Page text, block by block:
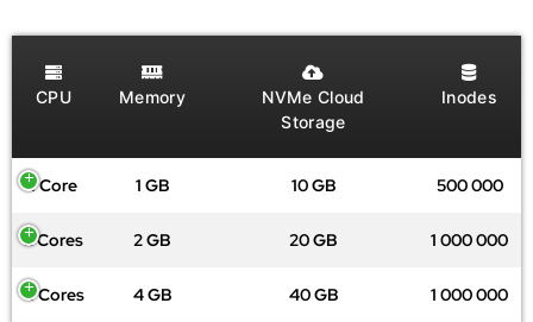
CPU Memory
NVMe Cloud
Storage
Inodes
1 Core 1 GB 10 GB 500 000
2 Cores 2 GB 20 GB 1 000 000
4 Cores 4 GB 40 GB 1 000 000